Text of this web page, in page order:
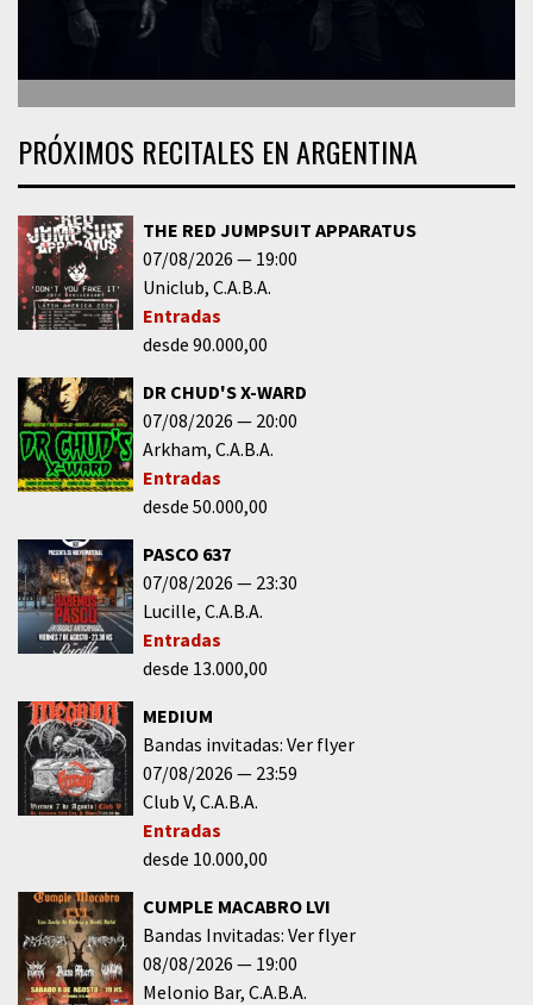
PRÓXIMOS RECITALES EN ARGENTINA
THE RED JUMPSUIT APPARATUS
07/08/2026
19:00
Uniclub C.A.B.A.
Entradas
desde 90.000,00
DR CHUD'S X-WARD
07/08/2026
20:00
Arkham C.A.B.A.
Entradas
desde 50.000,00
PASCO 637
07/08/2026
23:30
Lucille C.A.B.A.
Entradas
desde 13.000,00
MEDIUM
Bandas invitadas: Ver flyer
07/08/2026
23:59
Club V C.A.B.A.
Entradas
desde 10.000,00
CUMPLE MACABRO LVI
Bandas Invitadas: Ver flyer
08/08/2026
19:00
Melonio Bar C.A.B.A.